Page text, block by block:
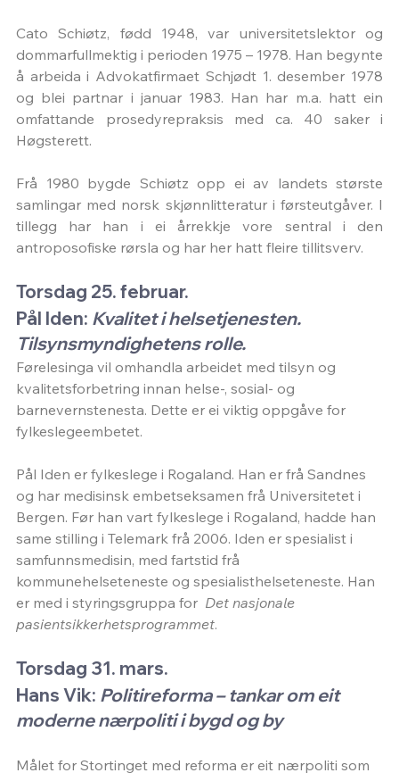
Cato Schiøtz, fødd 1948, var universitetslektor og
dommarfullmektig i perioden 1975 – 1978. Han begynte
å arbeida i Advokatfirmaet Schjødt 1. desember 1978
og blei partnar i januar 1983. Han har m.a. hatt ein
omfattande prosedyrepraksis med ca. 40 saker i
Høgsterett.
Frå 1980 bygde Schiøtz opp ei av landets største
samlingar med norsk skjønnlitteratur i førsteutgåver. I
tillegg har han i ei årrekkje vore sentral i den
antroposofiske rørsla og har her hatt fleire tillitsverv.
Torsdag 25. februar.
Pål Iden: Kvalitet i helsetjenesten.
Tilsynsmyndighetens rolle.
Førelesinga vil omhandla arbeidet med tilsyn og
kvalitetsforbetring innan helse-, sosial- og
barnevernstenesta. Dette er ei viktig oppgåve for
fylkeslegeembetet.
Pål Iden er fylkeslege i Rogaland. Han er frå Sandnes
og har medisinsk embetseksamen frå Universitetet i
Bergen. Før han vart fylkeslege i Rogaland, hadde han
same stilling i Telemark frå 2006. Iden er spesialist i
samfunnsmedisin, med fartstid frå
kommunehelseteneste og spesialisthelseteneste. Han
er med i styringsgruppa for Det nasjonale
pasientsikkerhetsprogrammet.
Torsdag 31. mars.
Hans Vik: Politireforma – tankar om eit
moderne nærpoliti i bygd og by
Målet for Stortinget med reforma er eit nærpoliti som